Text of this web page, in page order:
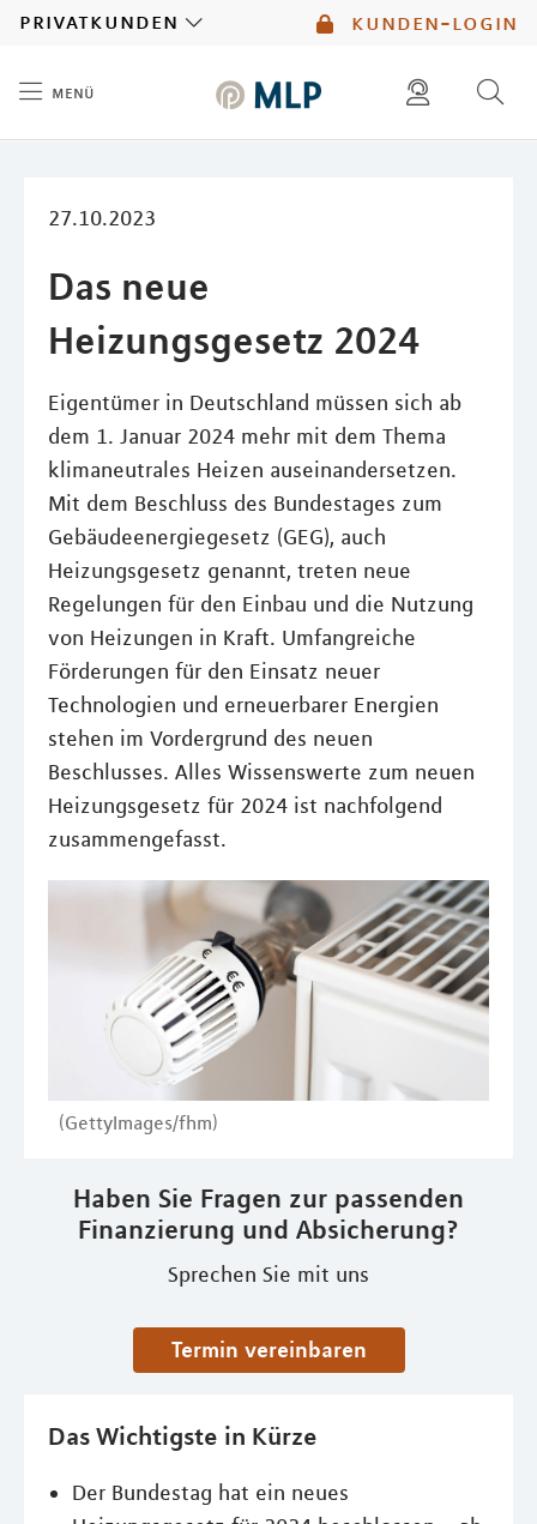
kunden-login
privatkunden
menü
27.10.2023
Das neue
Heizungsgesetz 2024
Eigentümer in Deutschland müssen sich ab
dem 1. Januar 2024 mehr mit dem Thema
klimaneutrales Heizen auseinandersetzen.
Mit dem Beschluss des Bundestages zum
Gebäudeenergiegesetz (GEG), auch
Heizungsgesetz genannt, treten neue
Regelungen für den Einbau und die Nutzung
von Heizungen in Kraft. Umfangreiche
Förderungen für den Einsatz neuer
Technologien und erneuerbarer Energien
stehen im Vordergrund des neuen
Beschlusses. Alles Wissenswerte zum neuen
Heizungsgesetz für 2024 ist nachfolgend
zusammengefasst.
(GettyImages/fhm)
Haben Sie Fragen zur passenden
Finanzierung und Absicherung?
Sprechen Sie mit uns
Termin vereinbaren
Das Wichtigste in Kürze
Der Bundestag hat ein neues